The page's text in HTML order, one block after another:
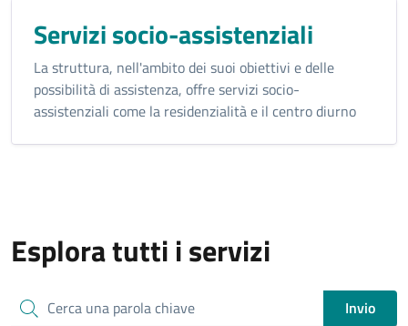
Servizi socio-assistenziali
La struttura, nell'ambito dei suoi obiettivi e delle
possibilità di assistenza, offre servizi socio-
assistenziali come la residenzialità e il centro diurno
Esplora tutti i servizi
Cerca una parola chiave Invio